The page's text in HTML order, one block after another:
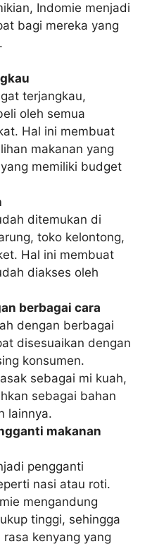
Indomie menjadi
bagi mereka yang
terjangkau,
oleh semua
Hal ini membuat
makanan yang
memiliki budget
ditemukan di
toko kelontong,
Hal ini membuat
diakses oleh
berbagai cara
dengan berbagai
disesuaikan dengan
konsumen.
sebagai mi kuah,
sebagai bahan
lainnya.
makanan
pengganti
nasi atau roti.
mengandung
tinggi, sehingga
kenyang yang